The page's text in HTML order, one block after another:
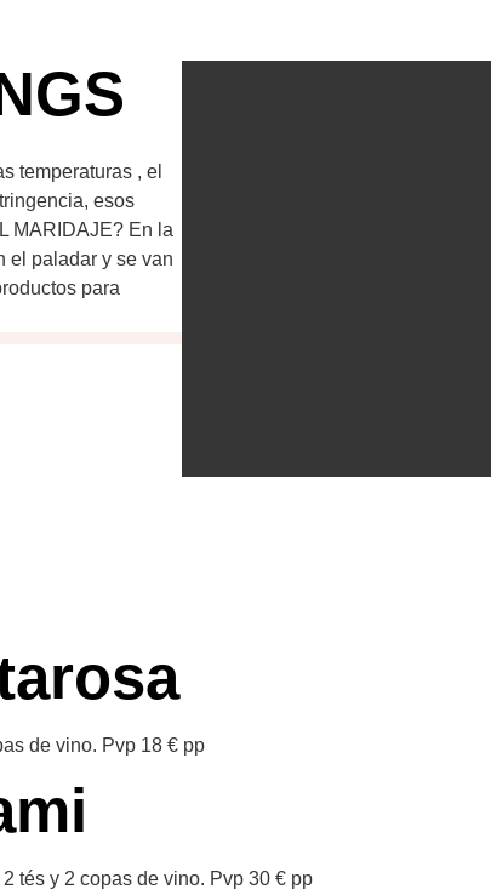
temperaturas , el
esos
MARIDAJE? En la
el paladar y se van
para
de vino. Pvp 18 € pp
tés y 2 copas de vino. Pvp 30 € pp